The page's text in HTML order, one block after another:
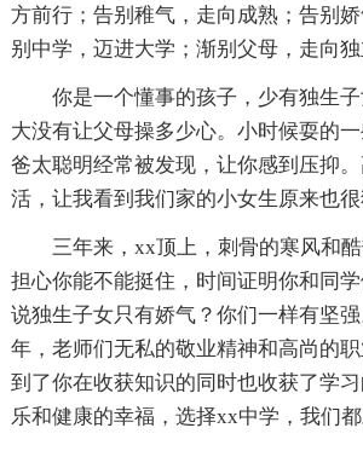
方前行；告别稚气，走向成熟；告别
别中学，迈进大学；渐别父母，走向独
你是一个懂事的孩子，少有独生
大没有让父母操多少心。小时候耍的
爸太聪明经常被发现，让你感到压抑
活，让我看到我们家的小女生原来也很
三年来，xx顶上，刺骨的寒风和
担心你能不能挺住，时间证明你和同
说独生子女只有娇气？你们一样有坚
年，老师们无私的敬业精神和高尚的
到了你在收获知识的同时也收获了学
乐和健康的幸福，选择xx中学，我们都